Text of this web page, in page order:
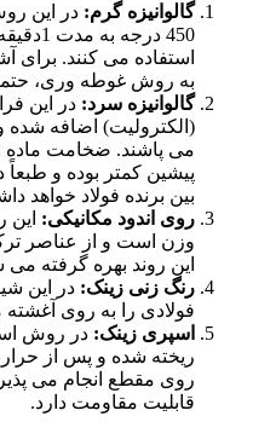
گالوانیزه گرم: در این
450
استفاده می کنند. برای
به روش غوطه وری، حتما
گالوانیزه سرد: در این
(الکترولیت) اضافه شده
می پاشند. ضخامت ماده
پیشین کمتر بوده و طبعاً
بین برنده فولاد خواهد
روی اندود مکانیکی:
وزن است و از عناصر
این روند بهره گرفته می
رنگ زنی زینک: در این
فولادی را به روی آغشته
اسپری زینک: در روش
ریخته شده و پس از
قابلیت مقاومت دارد.